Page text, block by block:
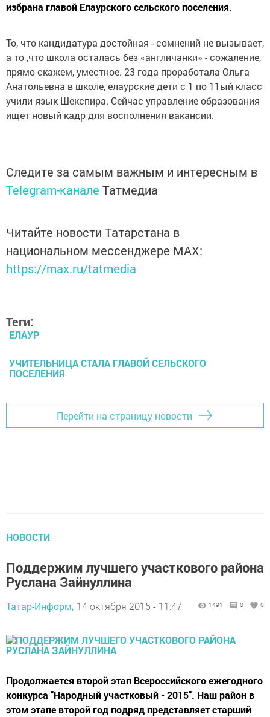
избрана главой Елаурского сельского поселения.
То, что кандидатура достойная - сомнений не вызывает,
а то ,что школа осталась без «англичанки» - сожаление,
прямо скажем, уместное. 23 года проработала Ольга
Анатольевна в школе, елаурские дети с 1 по 11ый класс
учили язык Шекспира. Сейчас управление образования
ищет новый кадр для восполнения вакансии.
Следите за самым важным и интересным в
Telegram-канале Татмедиа
Читайте новости Татарстана в
национальном мессенджере MАХ:
https://max.ru/tatmedia
Теги:
ЕЛАУР
УЧИТЕЛЬНИЦА СТАЛА ГЛАВОЙ СЕЛЬСКОГО
ПОСЕЛЕНИЯ
Перейти на страницу новости
НОВОСТИ
Поддержим лучшего участкового района
Руслана Зайнуллина
Татар-Информ, 14 октября 2015 - 11:47 1491 0 0
Продолжается второй этап Всероссийского ежегодного
конкурса "Народный участковый - 2015". Наш район в
этом этапе второй год подряд представляет старший